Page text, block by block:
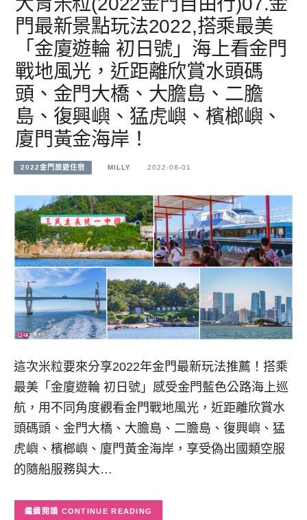
門最新景點玩法2022,搭乘最美
「金廈遊輪 初日號」海上看金門
戰地風光，近距離欣賞水頭碼
頭、金門大橋、大膽島、二膽
島、復興嶼、猛虎嶼、檳榔嶼、
廈門黃金海岸！
2022金門旅遊住宿 MILLY 2022-08-01
這次米粒要來分享2022年金門最新玩法推薦！搭乘
最美「金廈遊輪 初日號」感受金門藍色公路海上巡
航，用不同角度觀看金門戰地風光，近距離欣賞水
頭碼頭、金門大橋、大膽島、二膽島、復興嶼、猛
虎嶼、檳榔嶼、廈門黃金海岸，享受偽出國類空服
的隨船服務與大…
CONTINUE READING